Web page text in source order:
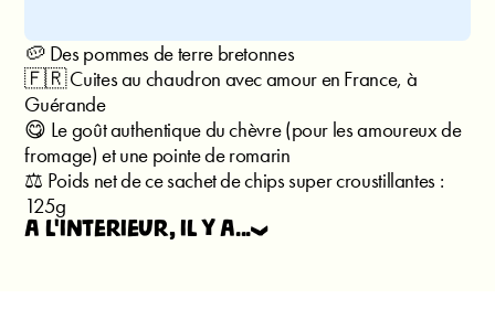
🥔 Des pommes de terre bretonnes
🇫🇷 Cuites au chaudron avec amour en France, à
Guérande
😋 Le goût authentique du chèvre (pour les amoureux de
fromage) et une pointe de romarin
⚖️ Poids net de ce sachet de chips super croustillantes :
125g
à l'intérieur, il y a...